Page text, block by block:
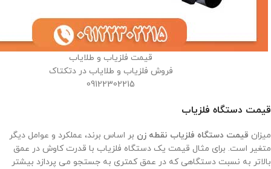
قیمت فلزیاب و طلایاب
فروش فلزیاب و طلایاب در دتکتاک
09122302215
قیمت دستگاه فلزیاب
میزان قیمت دستگاه فلزیاب نقطه زن بر اساس برند، عملکرد و عوامل دیگر
متغیر است. برای مثال قیمت یک دستگاه فلزیاب با قدرت کاوش در عمق
بالاتر به نسبت دستگاهی که در عمق کمتری به جستجو می پردازد بیشتر